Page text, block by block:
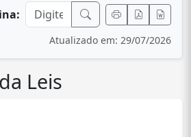
Atualizado em: 29/07/2026
Leis